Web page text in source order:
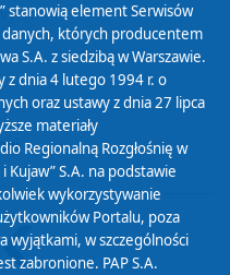
stanowią element Serwisów
danych, których producentem
S.A. z siedzibą w Warszawie.
z dnia 4 lutego 1994 r. o
oraz ustawy z dnia 27 lipca
materiały
Regionalną Rozgłośnię w
Kujaw” S.A. na podstawie
wykorzystywanie
Portalu, poza
wyjątkami, w szczególności
zabronione. PAP S.A.